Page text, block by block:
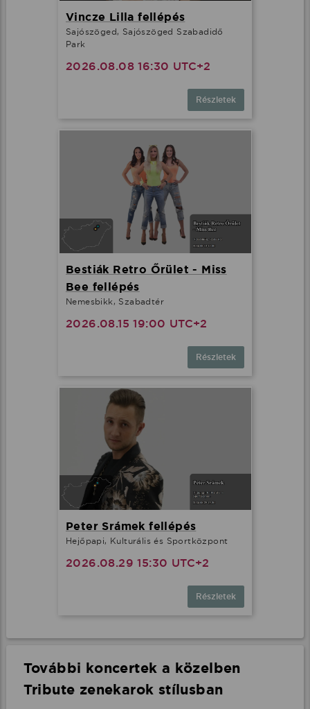
Vincze Lilla fellépés
Sajószöged, Sajószöged Szabadidő
Park
2026.08.08 16:30 UTC+2
Részletek
Bestiák Retro Őrület - Miss
Bee fellépés
Nemesbikk, Szabadtér
2026.08.15 19:00 UTC+2
Részletek
Peter Srámek fellépés
Hejőpapi, Kulturális és Sportközpont
2026.08.29 15:30 UTC+2
Részletek
További koncertek a közelben
Tribute zenekarok stílusban